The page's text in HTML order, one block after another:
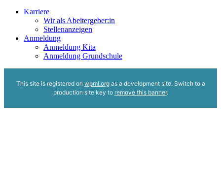
Karriere
Wir als Abeitergeber:in
Stellenanzeigen
Anmeldung
Anmeldung Kita
Anmeldung Grundschule
This site is registered on wpml.orgas a development site. Switch to a
production site key to remove this banner.